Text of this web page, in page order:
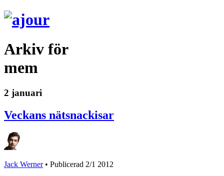
Arkiv för
mem
2 januari
Veckans nätsnackisar
Jack Werner• Publicerad 2/1 2012